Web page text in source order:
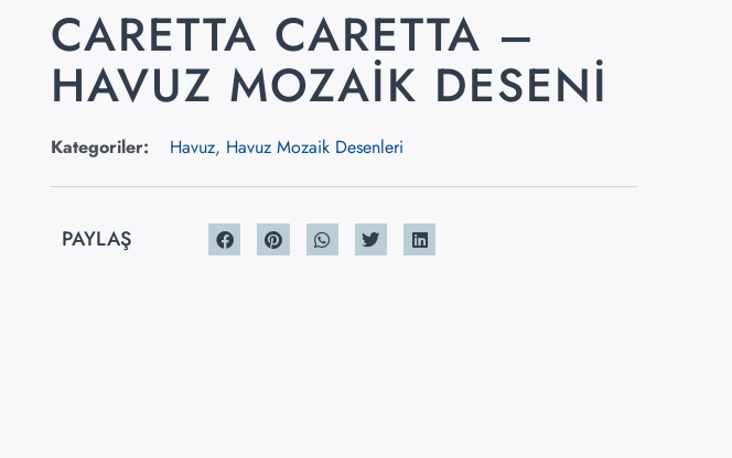
CARETTA CARETTA –
HAVUZ MOZAIK DESENI
Kategoriler: Havuz, Havuz Mozaik Desenleri
PAYLAŞ